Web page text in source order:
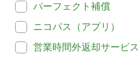
パーフェクト補償
ニコパス（アプリ）
営業時間外返却サービス